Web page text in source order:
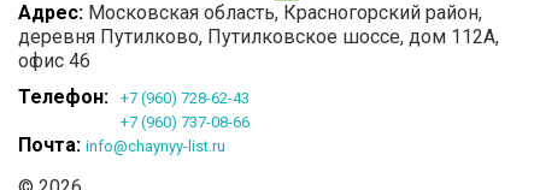
Адрес: Московская область, Красногорский район,
деревня Путилково, Путилковское шоссе, дом 112А,
офис 46
Телефон:
+7 (960) 728-62-43
+7 (960) 737-08-66
Почта: info@chaynyy-list.ru